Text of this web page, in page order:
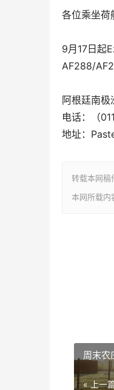
各位乘坐荷
9月17日起
AF288/
阿根廷南极
电话：（
地址：
转载本网稿
本网所载内
周末农
« 上一